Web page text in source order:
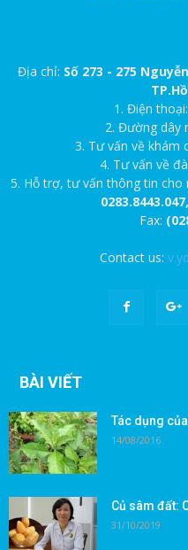
Địa chỉ: Số 273 - 275
1. Điện thoại:
2. Đường dây
3. Tư vấn về khám
4. Tư vấn về
5. Hỗ trợ, tư vấn thông tin cho
Fax:
Contact us:
BÀI VIẾT
Tác dụng
14/08/2016
Củ sâm đất:
31/10/2019